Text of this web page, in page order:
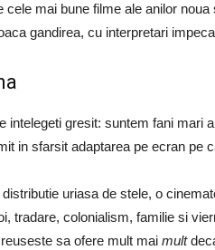
cele mai bune filme ale anilor
gandirea, cu interpretari
intelegeti gresit: suntem fani mari
in sfarsit adaptarea pe ecran pe
uriasa de stele, o
tradare, colonialism, familie si
sa ofere mult mai mult